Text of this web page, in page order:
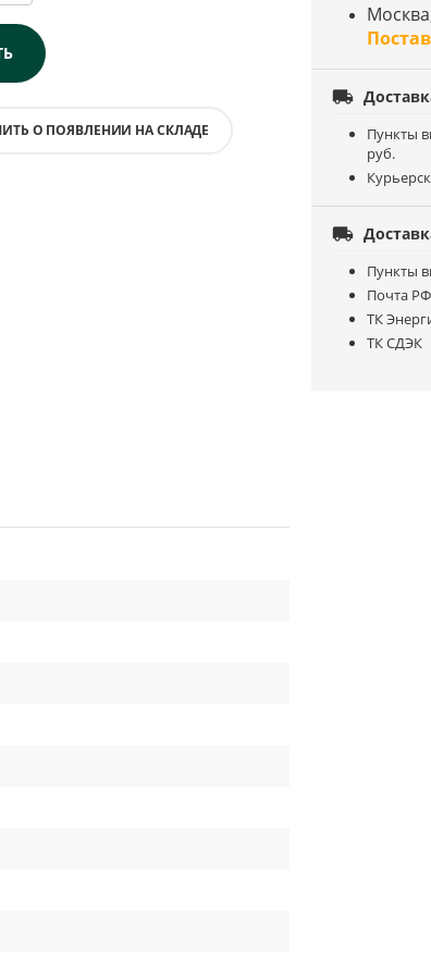
О ПОЯВЛЕНИИ НА СКЛАДЕ

Пункты
руб.

Пункты
Почта РФ
ТК
ТК СДЭК